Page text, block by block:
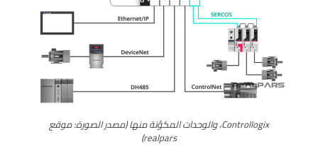
Controllogix، والوحدات المكوَّنة منها (مصدر الصورة: موقع
realpars)